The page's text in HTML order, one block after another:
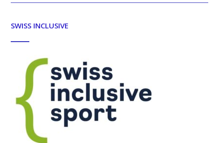
SWISS INCLUSIVE